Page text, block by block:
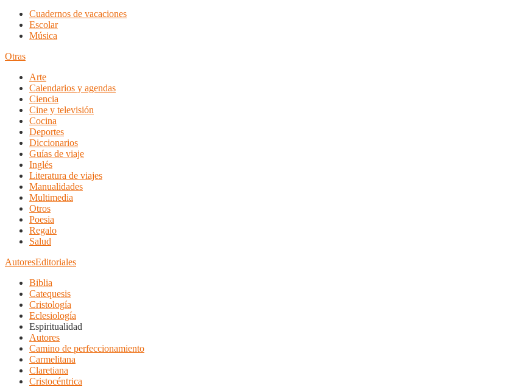
Cuadernos de vacaciones
Escolar
Música
Otras
Arte
Calendarios y agendas
Ciencia
Cine y televisión
Cocina
Deportes
Diccionarios
Guías de viaje
Inglés
Literatura de viajes
Manualidades
Multimedia
Otros
Poesia
Regalo
Salud
AutoresEditoriales
Biblia
Catequesis
Cristología
Eclesiología
Espiritualidad
Autores
Camino de perfeccionamiento
Carmelitana
Claretiana
Cristocéntrica